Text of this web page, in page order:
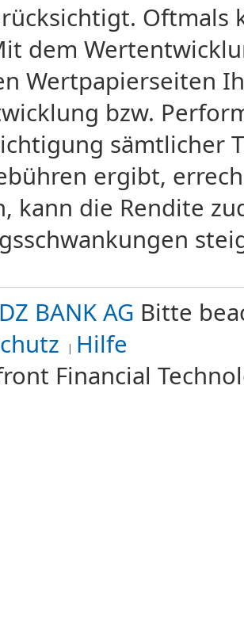
Oftmals
dem
Wertpapierseiten
bzw.
sämtlicher
ergibt,
kann die Rendite
DZ BANK AG Bitte
Hilfe
Financial